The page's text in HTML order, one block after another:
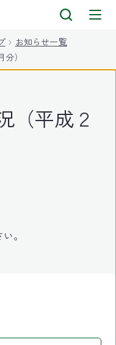
お知らせ一覧
）
（平成２
。